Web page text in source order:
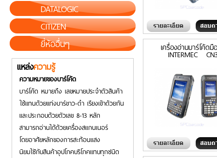
DATALOGIC
CITIZEN
ยี่ห้ออื่นๆ
แหล่งความรู้
ความหมายของบาร์โค้ด
บาร์โค้ด หมายถึง เลขหมายประจำตัวสินค้า
ใช้แทนด้วยแท่งบาร์ขาว-ดำ เรียงเข้าด้วยกัน
และประกอบด้วยตัวเลข 8-13 หลัก
สามารถอ่านได้ด้วยเครื่องสแกนเนอร์
โดยอาศัยหลักของการสะท้อนแสง
นิยมใชักับสินค้าอุปโภคบริโภคแทบทุกชนิด
เครื่องอ่านบาร์โค้ด
INTERMEC